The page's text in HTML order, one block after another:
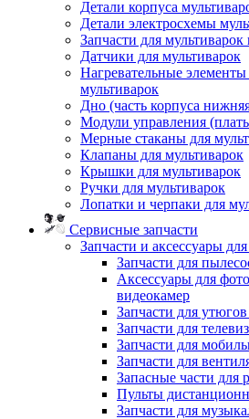
Детали корпуса
Детали электросхемы
Запчасти для мультиварок
Датчики для мультиварок
Нагревательные
мультиварок
Дно (часть корпуса
Модули управления
Мерные стаканы для
Клапаны для мультиварок
Крышки для мультиварок
Ручки для мультиварок
Лопатки и черпаки для
Сервисные запчасти
Запчасти и аксессуары
Запчасти для
Аксессуары для
видеокамер
Запчасти для
Запчасти для
Запчасти для
Запчасти для
Запасные части для
Пульты
Запчасти для